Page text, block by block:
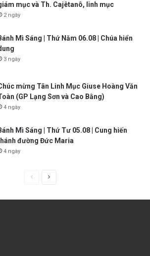
mục và Th. Cajêtanô, linh mục
2 ngày
Mì Sáng | Thứ Năm 06.08 | Chúa hiển
3 ngày
mừng Tân Linh Mục Giuse Hoàng Văn
(GP Lạng Sơn và Cao Bằng)
4 ngày
Mì Sáng | Thứ Tư 05.08 | Cung hiến
đường Đức Maria
4 ngày